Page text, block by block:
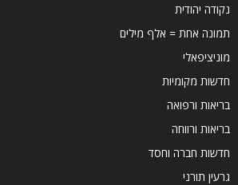
נקודה יהודית
תמונה אחת = אלף מילים
מוניציפאלי
חדשות מקומיות
בריאות ורפואה
בריאות ורווחה
חדשות חברה וחסד
גרעין תורני